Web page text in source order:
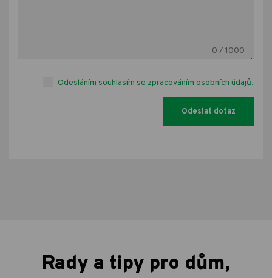
0 / 1000
Odesláním souhlasím se zpracováním osobních údajů.
Rady a tipy pro dům,